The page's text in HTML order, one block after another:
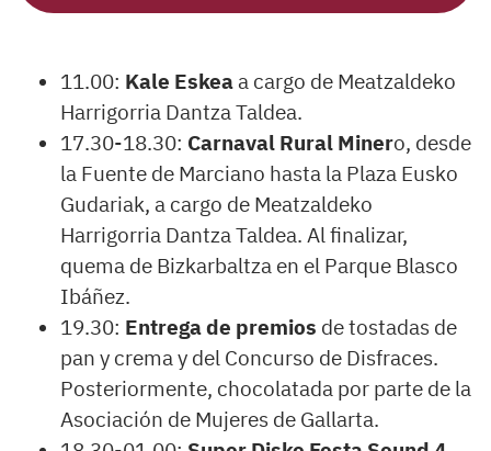
11.00: Kale Eskea a cargo de Meatzaldeko
Harrigorria Dantza Taldea.
17.30-18.30: Carnaval Rural Minero, desde
la Fuente de Marciano hasta la Plaza Eusko
Gudariak, a cargo de Meatzaldeko
Harrigorria Dantza Taldea. Al finalizar,
quema de Bizkarbaltza en el Parque Blasco
Ibáñez.
19.30: Entrega de premios de tostadas de
pan y crema y del Concurso de Disfraces.
Posteriormente, chocolatada por parte de la
Asociación de Mujeres de Gallarta.